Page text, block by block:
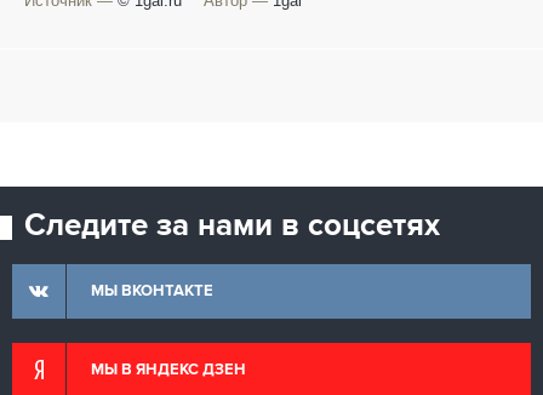
Следите за нами в соцсетях
МЫ ВКОНТАКТЕ
МЫ В ЯНДЕКС ДЗЕН